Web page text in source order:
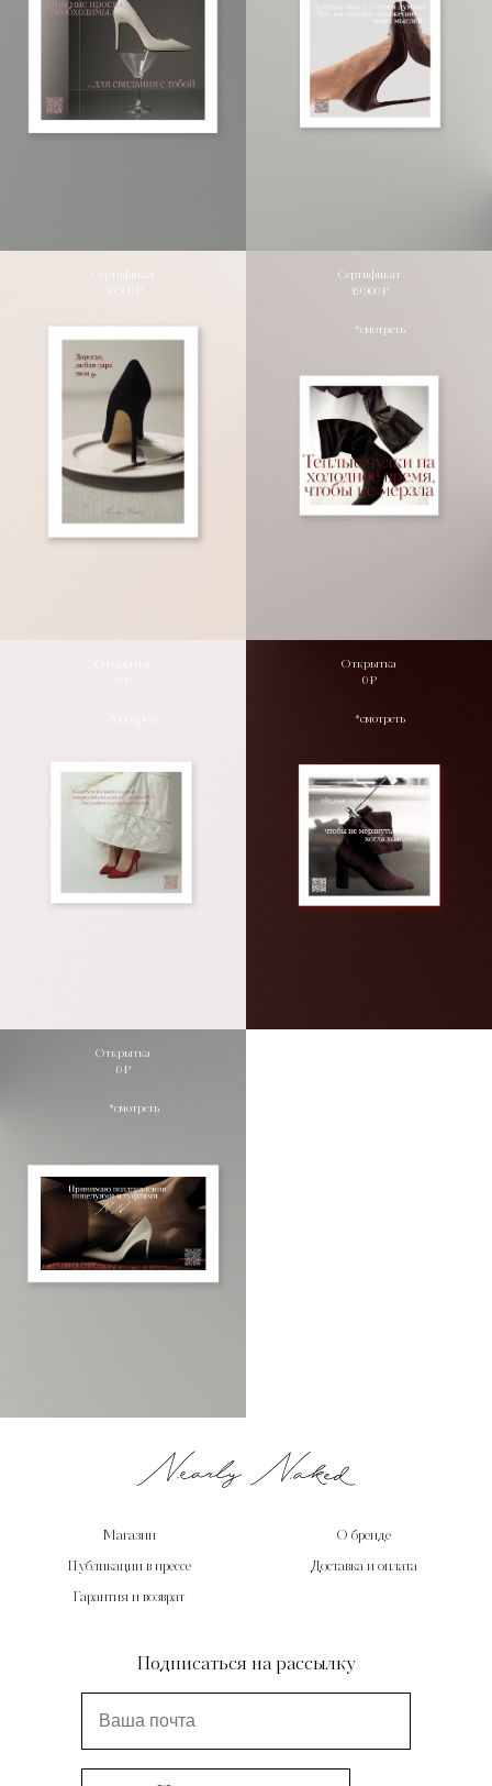
Сертификат
35 900 ₽
*смотреть
Сертификат
49 900 ₽
*смотреть
Открытка
0 ₽
*смотреть
Открытка
0 ₽
*смотреть
Магазин О бренде
Публикации в прессе Доставка и оплата
Гарантия и возврат
Подписаться на рассылку